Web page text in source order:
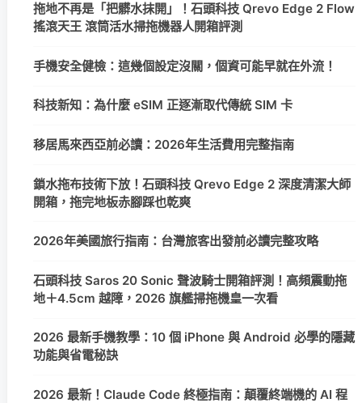
拖地不再是「把髒水抹開」！石頭科技 Qrevo Edge 2 Flow
搖滾天王 滾筒活水掃拖機器人開箱評測
手機安全健檢：這幾個設定沒關，個資可能早就在外流！
科技新知：為什麼 eSIM 正逐漸取代傳統 SIM 卡
移居馬來西亞前必讀：2026年生活費用完整指南
鎖水拖布技術下放！石頭科技 Qrevo Edge 2 深度清潔大師
開箱，拖完地板赤腳踩也乾爽
2026年美國旅行指南：台灣旅客出發前必讀完整攻略
石頭科技 Saros 20 Sonic 聲波騎士開箱評測！高頻震動拖
地＋4.5cm 越障，2026 旗艦掃拖機皇一次看
2026 最新手機教學：10 個 iPhone 與 Android 必學的隱藏
功能與省電秘訣
2026 最新！Claude Code 終極指南：顛覆終端機的 AI 程